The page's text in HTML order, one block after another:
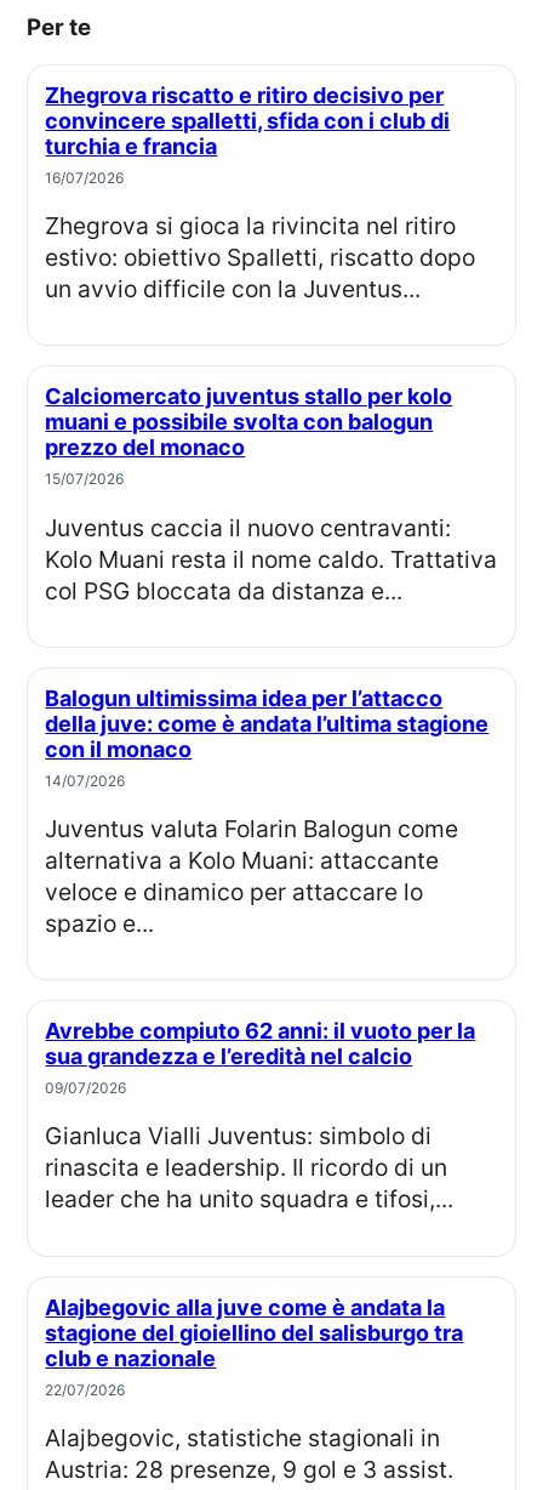
Per te
Zhegrova riscatto e ritiro decisivo per
convincere spalletti, sfida con i club di
turchia e francia
16/07/2026
Zhegrova si gioca la rivincita nel ritiro
estivo: obiettivo Spalletti, riscatto dopo
un avvio difficile con la Juventus...
Calciomercato juventus stallo per kolo
muani e possibile svolta con balogun
prezzo del monaco
15/07/2026
Juventus caccia il nuovo centravanti:
Kolo Muani resta il nome caldo. Trattativa
col PSG bloccata da distanza e...
Balogun ultimissima idea per l’attacco
della juve: come è andata l’ultima stagione
con il monaco
14/07/2026
Juventus valuta Folarin Balogun come
alternativa a Kolo Muani: attaccante
veloce e dinamico per attaccare lo
spazio e...
Avrebbe compiuto 62 anni: il vuoto per la
sua grandezza e l’eredità nel calcio
09/07/2026
Gianluca Vialli Juventus: simbolo di
rinascita e leadership. Il ricordo di un
leader che ha unito squadra e tifosi,...
Alajbegovic alla juve come è andata la
stagione del gioiellino del salisburgo tra
club e nazionale
22/07/2026
Alajbegovic, statistiche stagionali in
Austria: 28 presenze, 9 gol e 3 assist.